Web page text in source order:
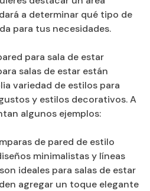
a determinar qué tipo de
para tus necesidades.
para sala de estar
salas de estar están
variedad de estilos para
y estilos decorativos. A
algunos ejemplos:
de pared de estilo
minimalistas y líneas
ideales para salas de estar
agregar un toque elegante